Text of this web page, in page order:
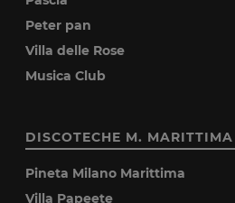
Peter pan
Villa delle Rose
Musica Club
DISCOTECHE M. MARITTIMA
Pineta Milano Marittima
Villa Papeete